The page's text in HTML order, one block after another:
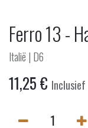
Ferro 13 -
Italië | D6
11,25€